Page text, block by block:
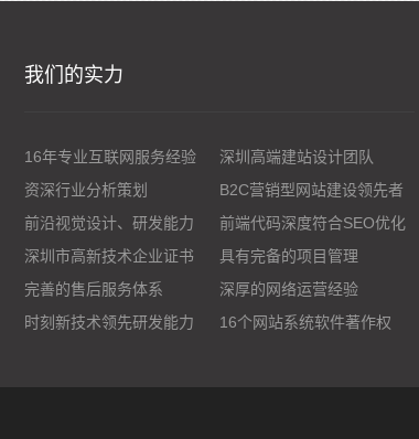
我们的实力
16年专业互联网服务经验
深圳高端建站设计团队
资深行业分析策划
B2C营销型网站建设领先者
前沿视觉设计、研发能力
前端代码深度符合SEO优化
深圳市高新技术企业证书
具有完备的项目管理
完善的售后服务体系
深厚的网络运营经验
时刻新技术领先研发能力
16个网站系统软件著作权